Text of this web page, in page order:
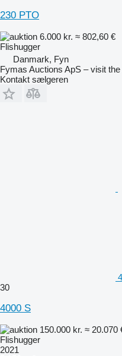
230 PTO
6.000 kr. ≈ 802,60 €
Flishugger
Danmark, Fyn
Fymas Auctions ApS – visit
Kontakt sælgeren
30
4000 S
150.000 kr. ≈ 20.070
Flishugger
2021